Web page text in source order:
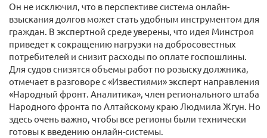
Он не исключил, что в перспективе система онлайн-
взыскания долгов может стать удобным инструментом для
граждан. В экспертной среде уверены, что идея Минстроя
приведет к сокращению нагрузки на добросовестных
потребителей и снизит расходы по оплате госпошлины.
Для судов снизятся объемы работ по розыску должника,
отмечает в разговоре с «Известиями» эксперт направления
«Народный фронт. Аналитика», член регионального штаба
Народного фронта по Алтайскому краю Людмила Жгун. Но
здесь очень важно, чтобы все регионы были технически
готовы к введению онлайн-системы.